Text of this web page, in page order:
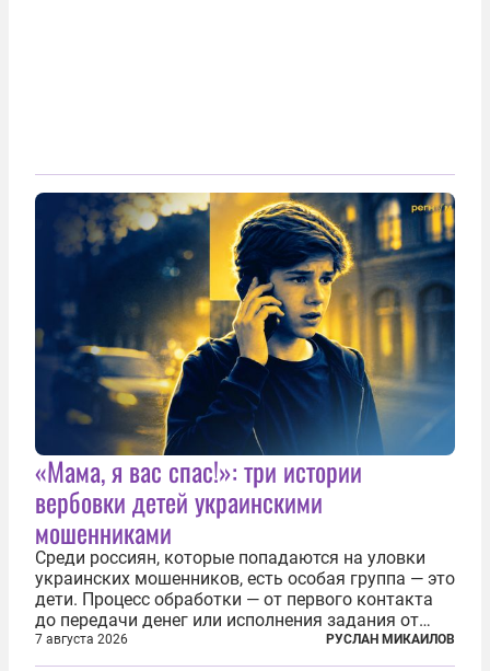
«Мама, я вас спас!»: три истории
вербовки детей украинскими
мошенниками
Среди россиян, которые попадаются на уловки
украинских мошенников, есть особая группа — это
дети. Процесс обработки — от первого контакта
до передачи денег или исполнения задания от
кураторов может занять от двух часов до
нескольких месяцев. Детей превращают в
7 августа 2026 РУСЛАН МИКАИЛОВ